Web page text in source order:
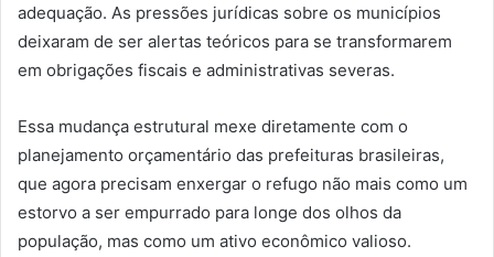
adequação. As pressões jurídicas sobre os municípios
deixaram de ser alertas teóricos para se transformarem
em obrigações fiscais e administrativas severas.
Essa mudança estrutural mexe diretamente com o
planejamento orçamentário das prefeituras brasileiras,
que agora precisam enxergar o refugo não mais como um
estorvo a ser empurrado para longe dos olhos da
população, mas como um ativo econômico valioso.